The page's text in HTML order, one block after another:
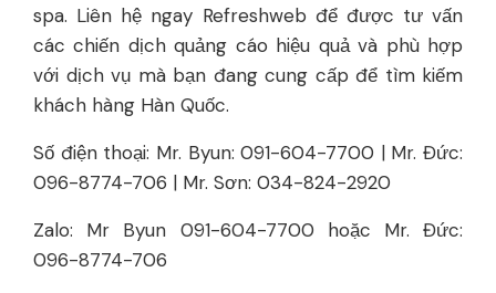
spa. Liên hệ ngay Refreshweb để được tư vấn
các chiến dịch quảng cáo hiệu quả và phù hợp
với dịch vụ mà bạn đang cung cấp để tìm kiếm
khách hàng Hàn Quốc.
Số điện thoại: Mr. Byun: 091-604-7700 | Mr. Đức:
096-8774-706 | Mr. Sơn: 034-824-2920
Zalo: Mr Byun 091-604-7700 hoặc Mr. Đức:
096-8774-706